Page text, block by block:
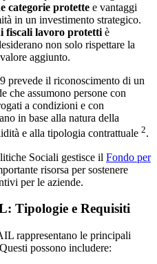
categorie protette e vantaggi
in un investimento strategico.
fiscali lavoro protetti è
non solo rispettare la
aggiunto.
prevede il riconoscimento di un
che assumono persone con
a condizioni e con
in base alla natura della
e alla tipologia contrattuale 2.
Sociali gestisce il Fondo per
risorsa per sostenere
per le aziende.
Tipologie e Requisiti
rappresentano le principali
possono includere: